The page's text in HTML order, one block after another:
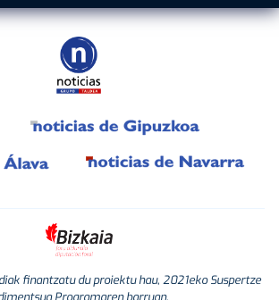
finantzatu du proiektu hau, 2021eko Suspertze
Programaren barruan.